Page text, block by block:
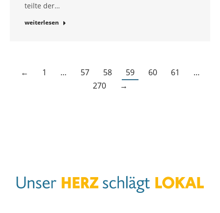
teilte der…
weiterlesen
← 1 … 57 58 59 60 61
…
270
→